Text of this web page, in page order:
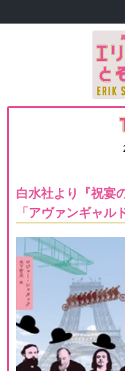
白水社より『祝宴
「アヴァンギャル